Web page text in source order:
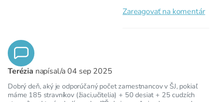
Zareagovať na komentár
Terézia napísal/a04 sep 2025
Dobrý deň, aký je odporúčaný počet zamestnancov v ŠJ, pokiaľ
máme 185 stravníkov (žiaci,učitelia) + 50 desiat + 25 cudzích